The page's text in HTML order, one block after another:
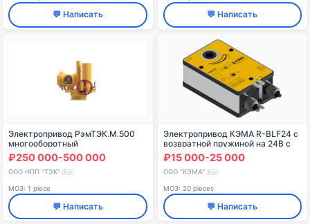
💬 Написать 💬 Написать
Электропривод РэмТЭК.М.500
многооборотный
₽250 000-500 000
ООО НПП "ТЭК" 🇷🇺
МОЗ: 1 piece
💬 Написать
Электропривод КЭМА R-BLF24 с
возвратной пружиной на 24В с
крутящим моментом 5Нм, для
заслонок огнезадерживающих
клапанов противо
₽15 000-25 000
ООО "КЭМА" 🇷🇺
МОЗ: 20 pieces
💬 Написать